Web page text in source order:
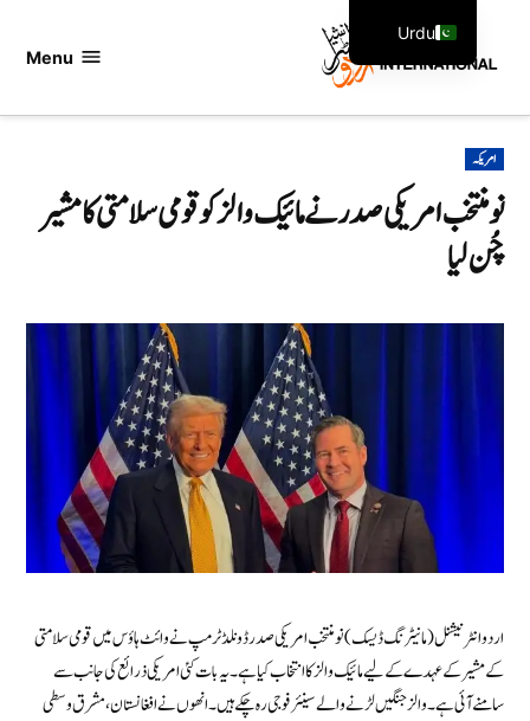
Menu
POSTED
IN
امریکہ
نو منتخب امریکی صدر نے مائیک والز کو قومی سلامتی کا مشیر
چُن لیا
اردو انٹرنیشنل (مانیٹرنگ ڈیسک) نومنتخب امریکی صدر ڈونلڈ ٹرمپ نے وائٹ ہاؤس میں قومی سلامتی
کے مشیر کے عہدے کے لیے مائیک والز کا انتخاب کیا ہے۔ یہ بات کئی امریکی ذرائع کی جانب سے
سامنے آئی ہے۔ والز جنگیں لڑنے والے سینئر فوجی رہ چکے ہیں۔ انھوں نے افغانستان، مشرق وسطی
Urdu
English